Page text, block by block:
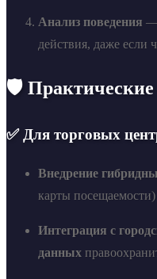
Анализ поведения —
действия, даже если
🛡️ Практические
✅ Для торговых
Внедрение
карты посещаемости)
Интеграция с
данных